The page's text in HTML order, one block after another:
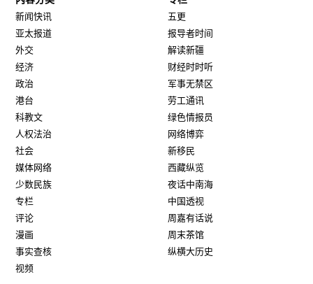
新闻快讯
亚太报道
外交
经济
政治
港台
科教文
人权法治
社会
媒体网络
少数民族
专栏
评论
漫画
事实查核
视频
五更
报导者时间
解读新疆
财经时时听
军事无禁区
劳工通讯
绿色情报员
网络博弈
新移民
西藏纵览
夜话中南海
中国透视
周嘉有话说
周末茶馆
纵横大历史